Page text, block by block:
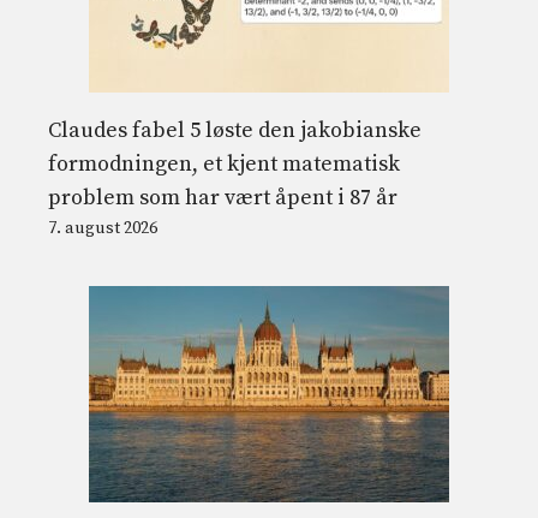
Claudes fabel 5 løste den jakobianske
formodningen, et kjent matematisk
problem som har vært åpent i 87 år
7. august 2026